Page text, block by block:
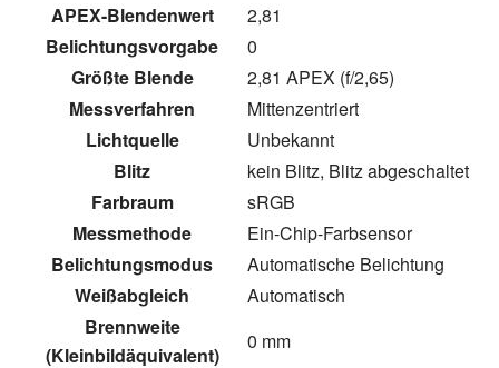
APEX-Blendenwert
2,81
Belichtungsvorgabe
0
Größte Blende
2,81 APEX (f/2,65)
Messverfahren
Mittenzentriert
Lichtquelle
Unbekannt
Blitz
kein Blitz, Blitz abgeschaltet
Farbraum
sRGB
Messmethode
Ein-Chip-Farbsensor
Belichtungsmodus
Automatische Belichtung
Weißabgleich
Automatisch
Brennweite
(Kleinbildäquivalent)
0 mm